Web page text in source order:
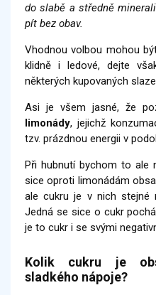
do slabě a středně
pít bez obav.
Vhodnou volbou mohou
klidně i ledové, dejte
některých kupovaných
Asi je všem jasné, že
limonády, jejichž
tzv. prázdnou energii v
Při hubnutí bychom to ale
sice oproti limonádám
ale cukru je v nich stejné
Jedná se sice o cukr
je to cukr i se svými
Kolik cukru je
sladkého nápoje?